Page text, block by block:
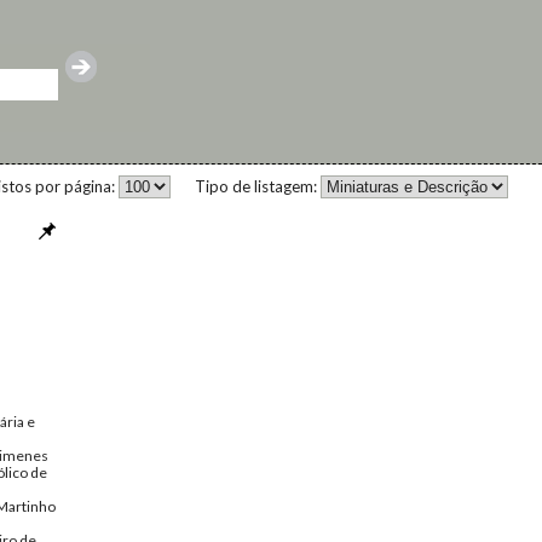
Tipo de listagem:
por página:
e
de